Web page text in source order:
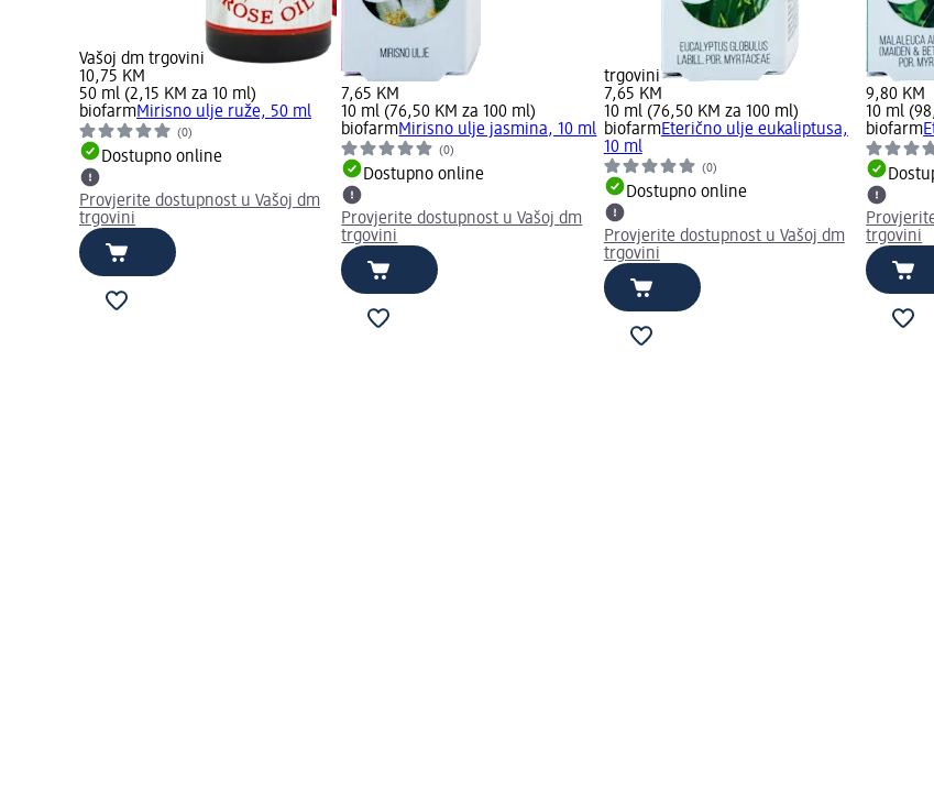
Vašoj dm trgovini
10,75 KM
50 ml (2,15 KM za 10 ml)
biofarmMirisno ulje ruže, 50 ml
(0)
Dostupno online
Provjerite dostupnost u Vašoj dm
trgovini
7,65 KM
10 ml (76,50 KM za 100 ml)
biofarmMirisno ulje jasmina, 10 ml
(0)
Dostupno online
Provjerite dostupnost u Vašoj dm
trgovini
trgovini
7,65 KM
10 ml (76,50 KM za 100 ml)
biofarmEterično ulje eukaliptusa,
10 ml
(0)
Dostupno online
Provjerite dostupnost u Vašoj dm
trgovini
9,80 KM
10 ml
biofarm
trgovini